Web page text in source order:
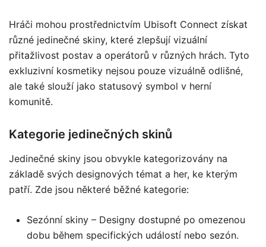
Hráči mohou prostřednictvím Ubisoft Connect získat
různé jedinečné skiny, které zlepšují vizuální
přitažlivost postav a operátorů v různých hrách. Tyto
exkluzivní kosmetiky nejsou pouze vizuálně odlišné,
ale také slouží jako statusový symbol v herní
komunitě.
Kategorie jedinečných skinů
Jedinečné skiny jsou obvykle kategorizovány na
základě svých designových témat a her, ke kterým
patří. Zde jsou některé běžné kategorie:
Sezónní skiny – Designy dostupné po omezenou
dobu během specifických událostí nebo sezón.